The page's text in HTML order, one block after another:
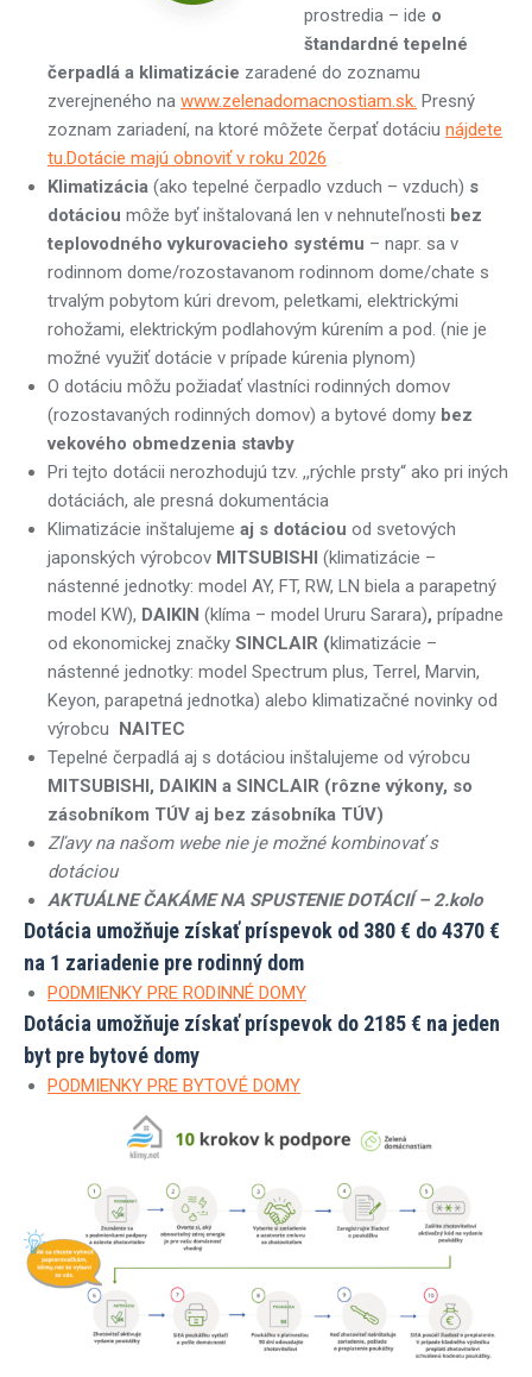
prostredia – ide o
štandardné tepelné
čerpadlá a klimatizácie zaradené do zoznamu
zverejneného na www.zelenadomacnostiam.sk. Presný
zoznam zariadení, na ktoré môžete čerpať dotáciu nájdete
tu.Dotácie majú obnoviť v roku 2026
Klimatizácia (ako tepelné čerpadlo vzduch – vzduch) s
dotáciou môže byť inštalovaná len v nehnuteľnosti bez
teplovodného vykurovacieho systému – napr. sa v
rodinnom dome/rozostavanom rodinnom dome/chate s
trvalým pobytom kúri drevom, peletkami, elektrickými
rohožami, elektrickým podlahovým kúrením a pod. (nie je
možné využiť dotácie v prípade kúrenia plynom)
O dotáciu môžu požiadať vlastníci rodinných domov
(rozostavaných rodinných domov) a bytové domy bez
vekového obmedzenia stavby
Pri tejto dotácii nerozhodujú tzv. ,,rýchle prsty“ ako pri iných
dotáciách, ale presná dokumentácia
Klimatizácie inštalujeme aj s dotáciou od svetových
japonských výrobcov MITSUBISHI (klimatizácie –
nástenné jednotky: model AY, FT, RW, LN biela a parapetný
model KW), DAIKIN (klíma – model Ururu Sarara), prípadne
od ekonomickej značky SINCLAIR (klimatizácie –
nástenné jednotky: model Spectrum plus, Terrel, Marvin,
Keyon, parapetná jednotka) alebo klimatizačné novinky od
výrobcu
NAITEC
Tepelné čerpadlá aj s dotáciou inštalujeme od výrobcu
MITSUBISHI, DAIKIN a SINCLAIR (rôzne výkony, so
zásobníkom TÚV aj bez zásobníka TÚV)
Zľavy na našom webe nie je možné kombinovať s
dotáciou
AKTUÁLNE ČAKÁME NA SPUSTENIE DOTÁCIÍ – 2.kolo
Dotácia umožňuje získať príspevok od 380 € do4370 €
na 1 zariadenie pre rodinný dom
PODMIENKY PRE RODINNÉ DOMY
Dotácia umožňuje získať príspevok do 2185 € na jeden
byt pre bytové domy
PODMIENKY PRE BYTOVÉ DOMY